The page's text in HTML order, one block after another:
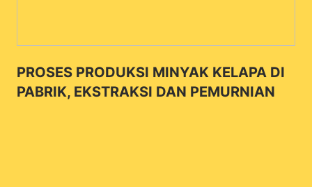
PROSES PRODUKSI MINYAK KELAPA DI
PABRIK, EKSTRAKSI DAN PEMURNIAN